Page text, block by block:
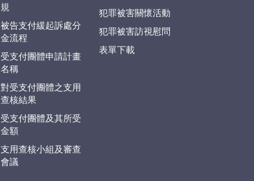
規
被告支付緩起訴處分
金流程
受支付團體申請計畫
名稱
對受支付團體之支用
查核結果
受支付團體及其所受
金額
支用查核小組及審查
會議
犯罪被害關懷活動
犯罪被害訪視慰問
表單下載